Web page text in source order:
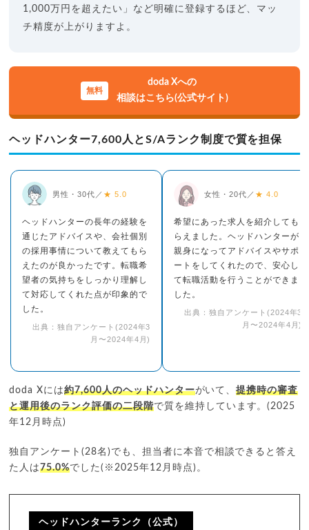
1,000万円を超えたい」など明確に登録するほど、マッ
チ精度が上がりますよ。
doda Xへの
相談はこちら(公式サイト)
ヘッドハンター7,600人とS/Aランク制度で質を担保
男性・30代／ ★ 5.0
ヘッドハンターの長年の経験を
通じたアドバイスや、会社個別
の採用事情について教えてもら
えたのが良かったです。転職希
望者の気持ちをしっかり理解し
て対応してくれた点が印象的で
した。
出典：独自アンケート(2024年3
月〜2024年4月)
女性・20代／ ★ 4.0
希望にあった求人を紹介しても
らえました。ヘッドハンターが
親身になってアドバイスやサポ
ートをしてくれたので、安心し
て転職活動を行うことができま
した。
出典：独自アンケート(2024年3
月〜2024年4月)
doda Xには約7,600人のヘッドハンターがいて、提携時の審査
と運用後のランク評価の二段階で質を維持しています。(2025
年12月時点)
独自アンケート(28名)でも、担当者に本音で相談できると答え
た人は75.0%でした(※2025年12月時点)。
ヘッドハンターランク（公式）